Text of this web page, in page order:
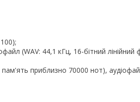
(WAV: 44,1 кГц, 16-бітний
приблизно 70000 нот),